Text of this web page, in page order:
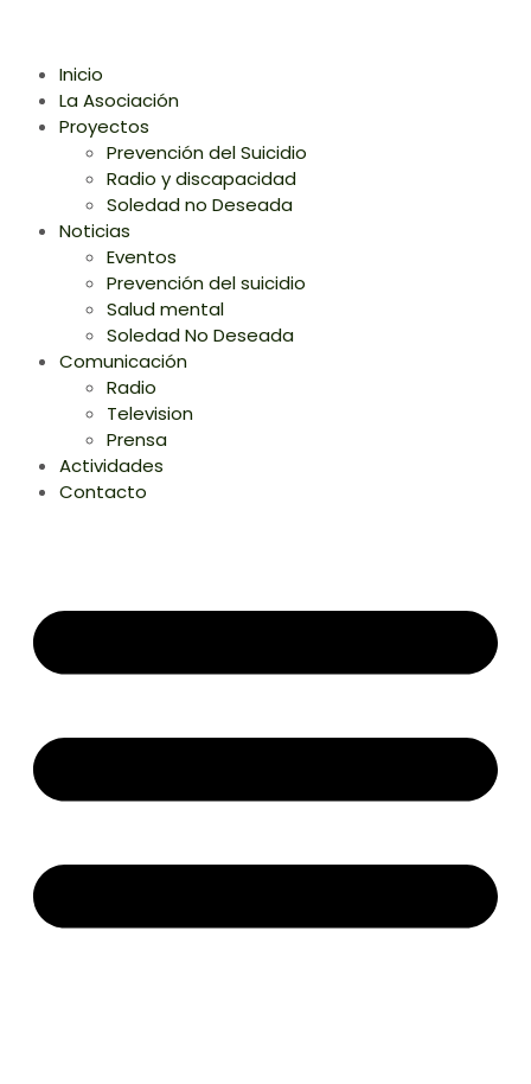
Inicio
La Asociación
Proyectos
Prevención del Suicidio
Radio y discapacidad
Soledad no Deseada
Noticias
Eventos
Prevención del suicidio
Salud mental
Soledad No Deseada
Comunicación
Radio
Television
Prensa
Actividades
Contacto